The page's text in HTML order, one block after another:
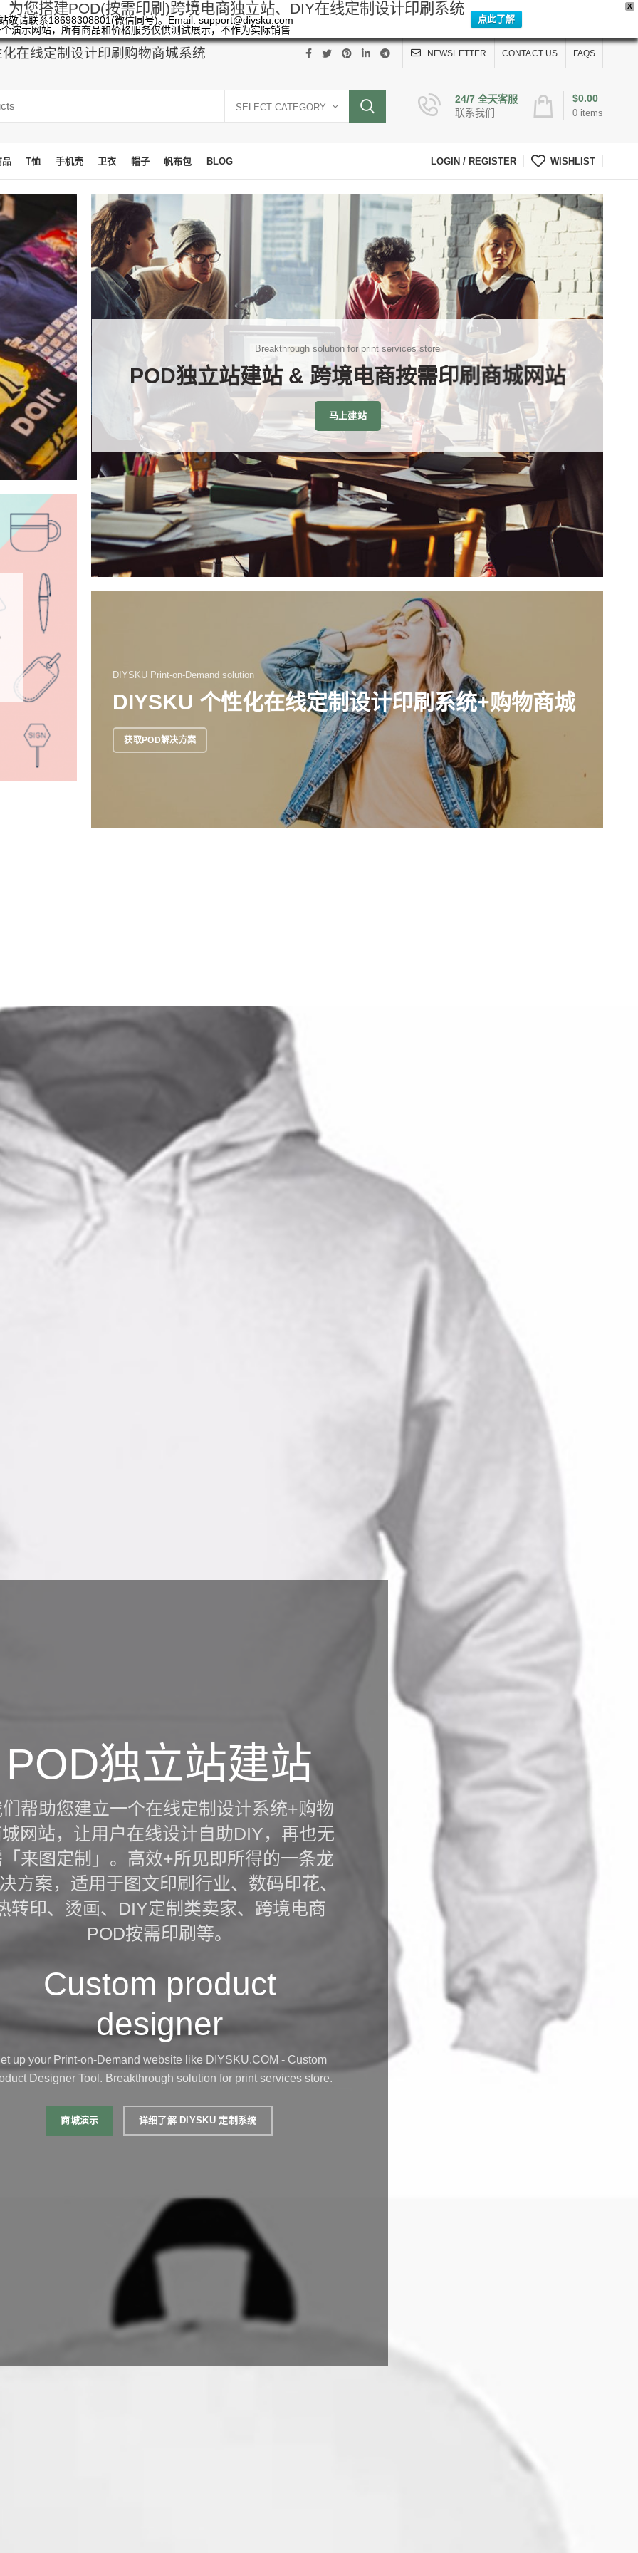
X
为您搭建POD(按需印刷)跨境电商独立站、DIY在线定制设计印刷系统
敬请联系18698308801(微信同号)。Email: support@diysku.com
演示网站，所有商品和价格服务仅供测试展示，不作为实际销售
点此了解
在线定制设计印刷购物商城系统 NEWSLETTER CONTACT US FAQS
SELECT CATEGORY
24/7 全天客服
联系我们
0 items
$0.00
品 T恤 手机壳 卫衣 帽子 帆布包 BLOG LOGIN / REGISTER WISHLIST
Breakthrough solution for print services store
POD独立站建站 & 跨境电商按需印刷商城网站
马上建站
DIYSKU Print-on-Demand solution
DIYSKU 个性化在线定制设计印刷系统+购物商城
获取POD解决方案
POD独立站建站
帮助您建立一个在线定制设计系统+购物
网站，让用户在线设计自助DIY，再也无
来图定制」。高效+所见即所得的一条龙
方案，适用于图文印刷行业、数码印花、
转印、烫画、DIY定制类卖家、跨境电商
POD按需印刷等。
Custom product
designer
up your Print-on-Demand website like DIYSKU.COM - Custom
Designer Tool. Breakthrough solution for print services store.
商城演示 详细了解 DIYSKU 定制系统